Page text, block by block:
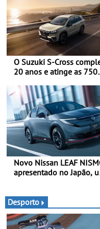
O Suzuki S-Cross
20 anos e atinge as 750
mundial
Novo Nissan LEAF
apresentado no Japão,
elétrico - Versão de maior
desempenho da terceira
geração do modelo
Desporto